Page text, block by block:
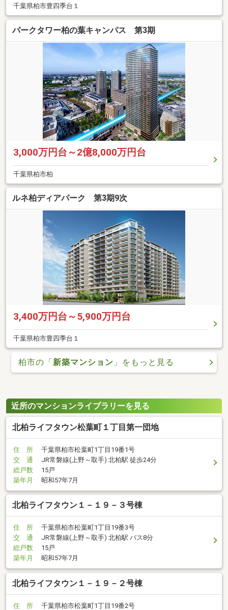
千葉県柏市豊四季台１
パークタワー柏の葉キャンパス 第3期
3,000万円台～2億8,000万円台
千葉県柏市柏
ルネ柏ディアパーク 第3期9次
3,400万円台～5,900万円台
千葉県柏市豊四季台１
柏市の「新築マンション 」をもっと見る
近所のマンションライブラリーを見る
北柏ライフタウン松葉町１丁目第一団地
住 所
千葉県柏市松葉町1丁目19番1号
交 通
JR常磐線(上野～取手) 北柏駅 徒歩24分
総戸数
15戸
築年月
昭和57年7月
北柏ライフタウン１－１９－３号棟
住 所
千葉県柏市松葉町1丁目19番3号
交 通
JR常磐線(上野～取手) 北柏駅 バス8分
総戸数
15戸
築年月
昭和57年7月
北柏ライフタウン１－１９－２号棟
住 所
千葉県柏市松葉町1丁目19番2号